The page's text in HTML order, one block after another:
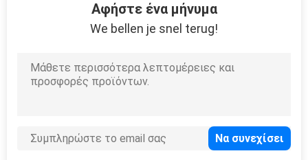
10pcs συνθετικές βούρτσες Makeup καθορισμένες, εξάρτηση βουρτσών Makeup προσώπου MSDS
Μαύρες καλλυντικές εξαρτήσεις βουρτσών, ίδρυμα 10pcs και σύνολο βουρτσών
Αφήστε ένα μήνυμα
We bellen je snel terug!